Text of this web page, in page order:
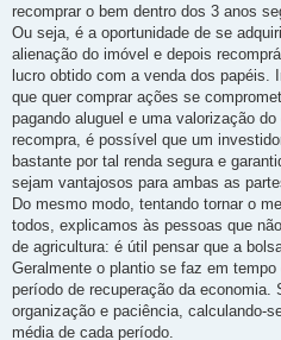
recomprar o bem dentro dos 3 anos
Ou seja, é a oportunidade de se
alienação do imóvel e depois
lucro obtido com a venda dos papéis.
que quer comprar ações se
pagando aluguel e uma valorização
recompra, é possível que um
bastante por tal renda segura e
sejam vantajosos para ambas as
Do mesmo modo, tentando tornar o
todos, explicamos às pessoas que
de agricultura: é útil pensar que a
Geralmente o plantio se faz em
período de recuperação da
organização e paciência, calculando-
média de cada período.